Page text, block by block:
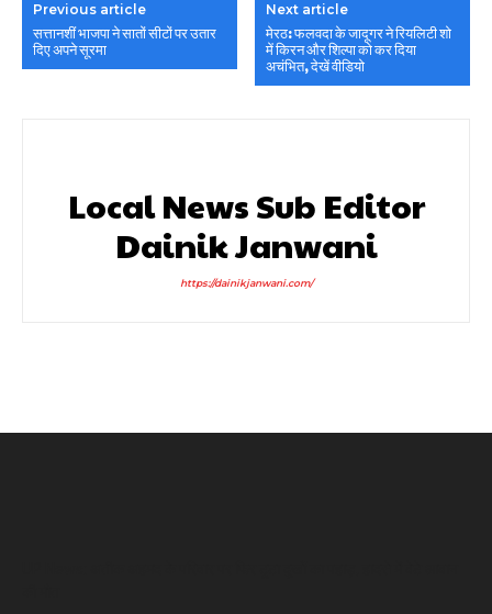
Previous article
सत्तानशीं भाजपा ने सातों सीटों पर उतार
दिए अपने सूरमा
Next article
मेरठ: फलवदा के जादूगर ने रियलिटी शो
में किरन और शिल्पा को कर दिया
अचंभित, देखें वीडियो
Local News Sub Editor
Dainik Janwani
https://dainikjanwani.com/